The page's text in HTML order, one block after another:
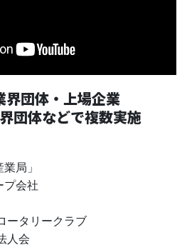
界団体・上場企業
団体などで複数実施
局」
プ会社
ータリークラブ
人会